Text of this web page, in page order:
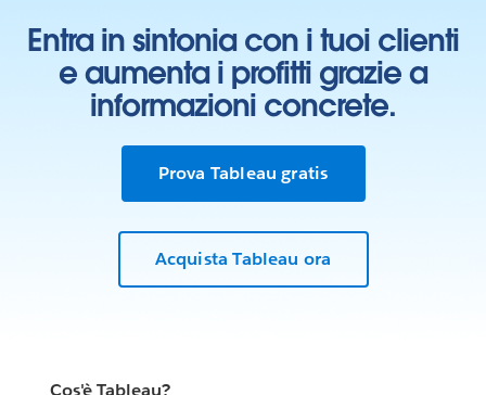
Entra in sintonia con i tuoi clienti
e aumenta i profitti grazie a
informazioni concrete.
Prova Tableau gratis
Acquista Tableau ora
Cos'è Tableau?